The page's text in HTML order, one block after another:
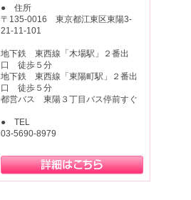
● 住所
〒135-0016 東京都江東区東陽3-
21-11-101
地下鉄 東西線「木場駅」２番出
口 徒歩５分
地下鉄 東西線「東陽町駅」２番出
口 徒歩５分
都営バス 東陽３丁目バス停前すぐ
● TEL
03-5690-8979